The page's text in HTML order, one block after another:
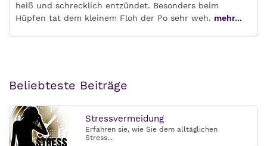
heiß und schrecklich entzündet. Besonders beim
Hüpfen tat dem kleinem Floh der Po sehr weh. mehr...
Beliebteste Beiträge
Stressvermeidung
Erfahren sie, wie Sie dem alltäglichen
Stress...